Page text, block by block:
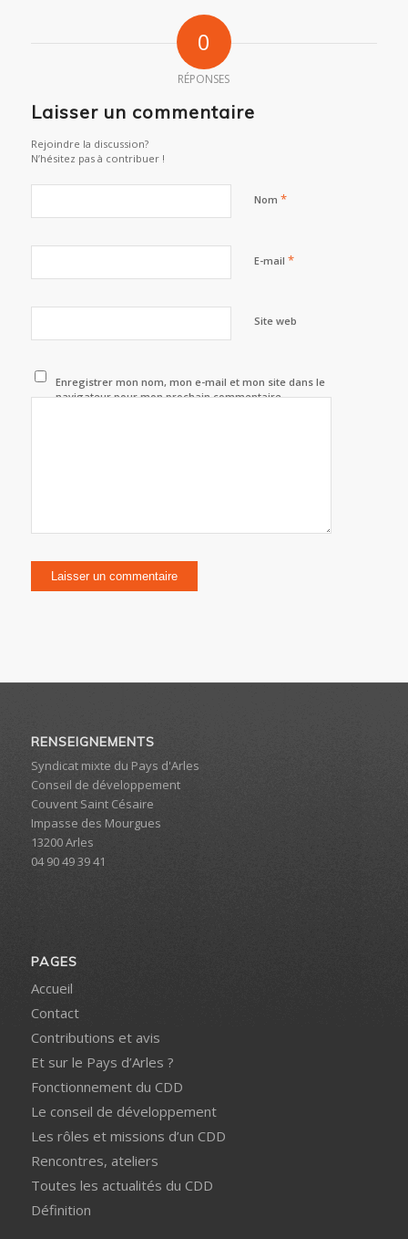
0
RÉPONSES
Laisser un commentaire
Rejoindre la discussion?
N’hésitez pas à contribuer !
Nom *
E-mail *
Site web
Enregistrer mon nom, mon e-mail et mon site dans le
navigateur pour mon prochain commentaire.
RENSEIGNEMENTS
Syndicat mixte du Pays d'Arles
Conseil de développement
Couvent Saint Césaire
Impasse des Mourgues
13200 Arles
04 90 49 39 41
PAGES
Accueil
Contact
Contributions et avis
Et sur le Pays d’Arles ?
Fonctionnement du CDD
Le conseil de développement
Les rôles et missions d’un CDD
Rencontres, ateliers
Toutes les actualités du CDD
Définition